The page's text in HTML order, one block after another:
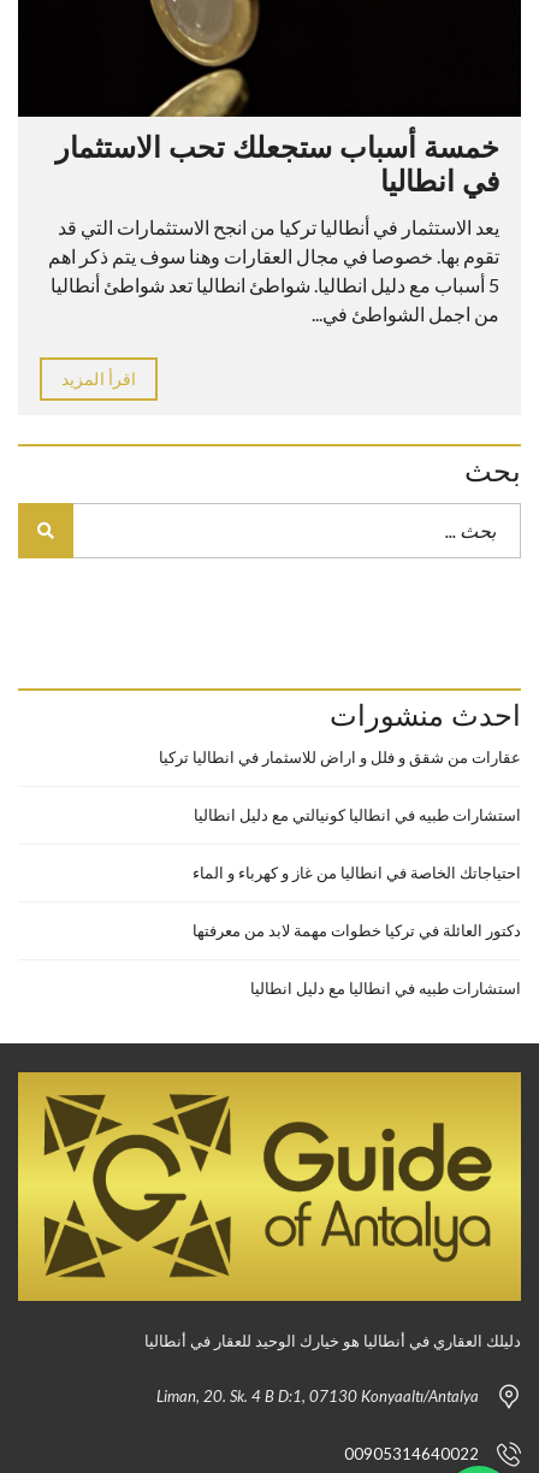
خمسة أسباب ستجعلك تحب الاستثمار
في انطاليا
يعد الاستثمار في أنطاليا تركيا من انجح الاستثمارات التي قد
تقوم بها. خصوصا في مجال العقارات وهنا سوف يتم ذكر اهم
5 أسباب مع دليل انطاليا. شواطئ انطاليا تعد شواطئ أنطاليا
من اجمل الشواطئ في...
اقرأ المزيد
بحث
احدث منشورات
عقارات من شقق و فلل و اراض للاسثمار في انطاليا تركيا
استشارات طبيه في انطاليا كونيالتي مع دليل انطاليا
احتياجاتك الخاصة في انطاليا من غاز و كهرباء و الماء
دكتور العائلة في تركيا خطوات مهمة لابد من معرفتها
استشارات طبيه في انطاليا مع دليل انطاليا
دليلك العقاري في أنطاليا هو خيارك الوحيد للعقار في أنطاليا
Liman, 20. Sk. 4 B D:1, 07130 Konyaaltı/Antalya
00905314640022